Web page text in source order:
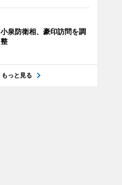
小泉防衛相、豪印訪問を調
整
もっと見る